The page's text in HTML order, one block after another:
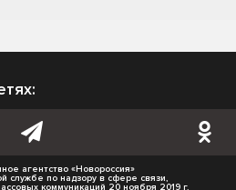
агентство «Новороссия»
службе по надзору в сфере связи,
коммуникаций 20 ноября 2019 г.